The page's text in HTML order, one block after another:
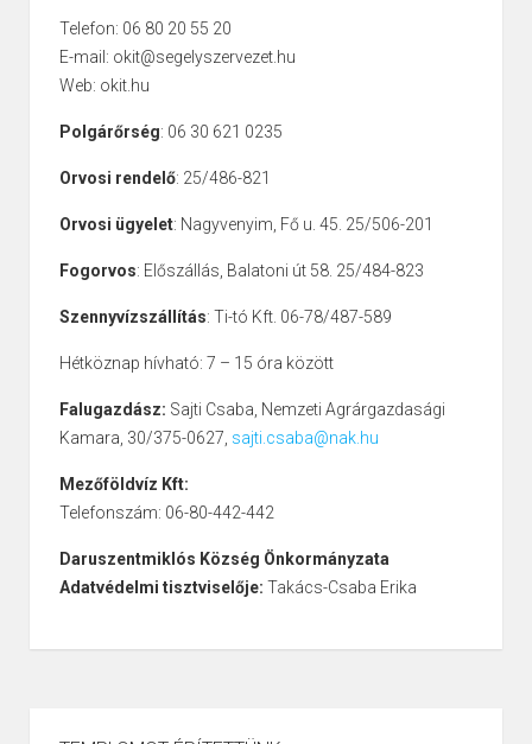
Telefon: 06 80 20 55 20
E-mail: okit@segelyszervezet.hu
Web: okit.hu
Polgárőrség: 06 30 621 0235
Orvosi rendelő: 25/486-821
Orvosi ügyelet: Nagyvenyim, Fő u. 45. 25/506-201
Fogorvos: Előszállás, Balatoni út 58. 25/484-823
Szennyvízszállítás: Ti-tó Kft. 06-78/487-589
Hétköznap hívható: 7 – 15 óra között
Falugazdász: Sajti Csaba, Nemzeti Agrárgazdasági
Kamara, 30/375-0627, sajti.csaba@nak.hu
Mezőföldvíz Kft:
Telefonszám: 06-80-442-442
Daruszentmiklós Község Önkormányzata
Adatvédelmi tisztviselője: Takács-Csaba Erika